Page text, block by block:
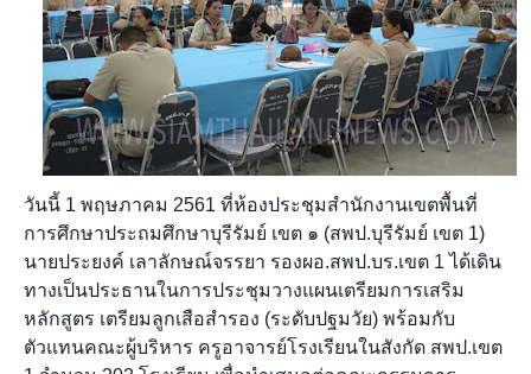
วันนี้ 1 พฤษภาคม 2561 ที่ห้องประชุมสำนักงานเขตพื้นที่
การศึกษาประถมศึกษาบุรีรัมย์ เขต ๑ (สพป.บุรีรัมย์ เขต 1)
นายประยงค์ เลาลักษณ์จรรยา รองผอ.สพป.บร.เขต 1 ได้เดิน
ทางเป็นประธานในการประชุมวางแผนเตรียมการเสริม
หลักสูตร เตรียมลูกเสือสำรอง (ระดับปฐมวัย) พร้อมกับ
ตัวแทนคณะผู้บริหาร ครูอาจารย์โรงเรียนในสังกัด สพป.เขต